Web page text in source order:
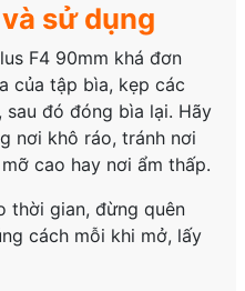
sử dụng
F4 90mm khá đơn
của tập bìa, kẹp các
đó đóng bìa lại. Hãy
nơi khô ráo, tránh nơi
cao hay nơi ẩm thấp.
thời gian, đừng quên
cách mỗi khi mở, lấy